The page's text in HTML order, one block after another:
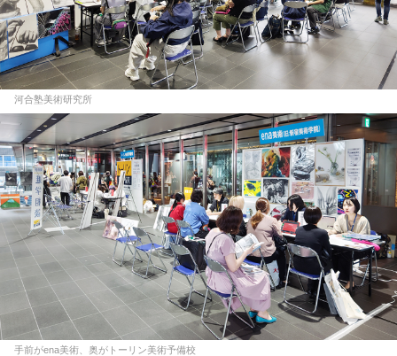
河合塾美術研究所
手前がena美術、奥がトーリン美術予備校